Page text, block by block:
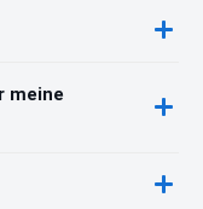
meine